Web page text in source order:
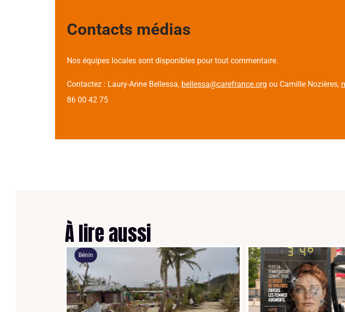
Contacts médias
Nos équipes locales sont disponibles pour tout commentaire.
Contactez : Laury-Anne Bellessa, bellessa@carefrance.org ou Camille Nozières,
86 00 42 75
À lire aussi
Bénin